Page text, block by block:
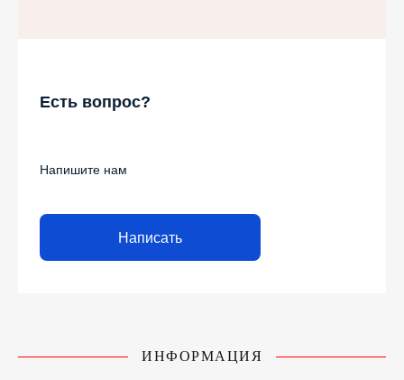
Есть вопрос?
Напишите нам
Написать
ИНФОРМАЦИЯ